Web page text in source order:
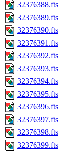
32376388.fts
32376389.fts
32376390.fts
32376391.fts
32376392.fts
32376393.fts
32376394.fts
32376395.fts
32376396.fts
32376397.fts
32376398.fts
32376399.fts